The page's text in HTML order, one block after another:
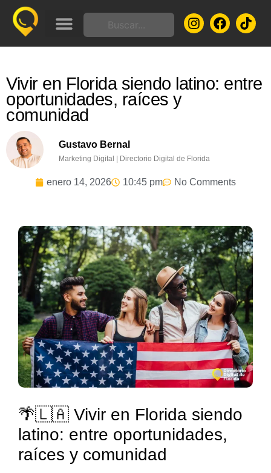
Vivir en Florida siendo latino: entre
oportunidades, raíces y
comunidad
Gustavo Bernal
Marketing Digital | Directorio Digital de Florida
enero 14, 2026 10:45 pm No Comments
🌴🇱🇦 Vivir en Florida siendo
latino: entre oportunidades,
raíces y comunidad